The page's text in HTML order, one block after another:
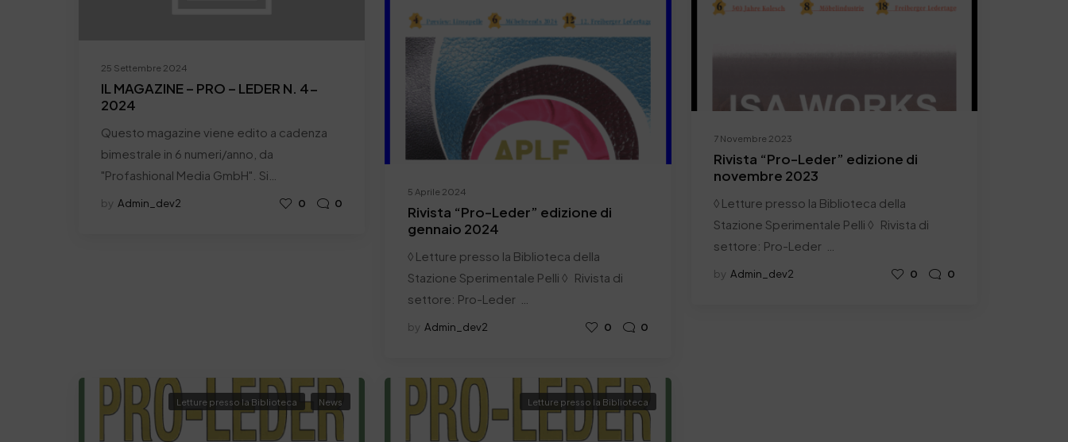
25 Settembre 2024
IL MAGAZINE – PRO – LEDER N. 4-
2024
Questo magazine viene edito a cadenza
bimestrale in 6 numeri/anno, da
"Profashional Media GmbH". Si…
by Admin_dev2 0 0
5 Aprile 2024
Rivista “Pro-Leder” edizione di
gennaio 2024
◊ Letture presso la Biblioteca della
Stazione Sperimentale Pelli ◊ Rivista di
settore: Pro-Leder …
by Admin_dev2 0 0
7 Novembre 2023
Rivista “Pro-Leder” edizione di
novembre 2023
◊ Letture presso la Biblioteca della
Stazione Sperimentale Pelli ◊ Rivista di
settore: Pro-Leder …
by Admin_dev2 0 0
Letture presso la Biblioteca News Letture presso la Biblioteca